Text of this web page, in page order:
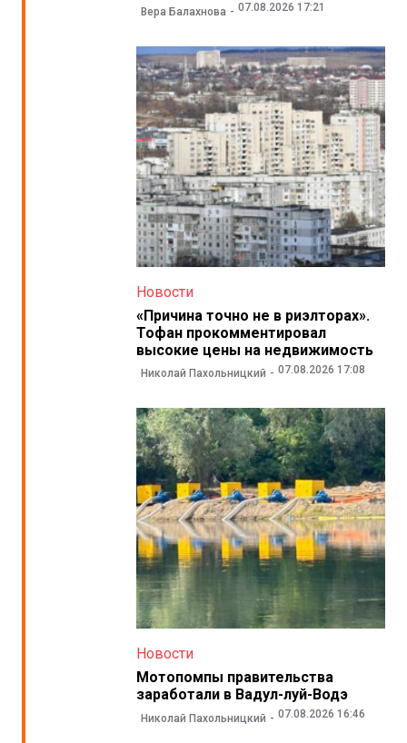
Вера Балахнова 07.08.2026 17:21
Новости
«Причина точно не в риэлторах».
Тофан прокомментировал
высокие цены на недвижимость
Николай Пахольницкий 07.08.2026 17:08
Новости
Мотопомпы правительства
заработали в Вадул-луй-Водэ
Николай Пахольницкий 07.08.2026 16:46